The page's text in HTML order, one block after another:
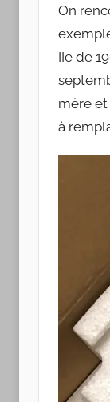
On
IIe de
mère et
à